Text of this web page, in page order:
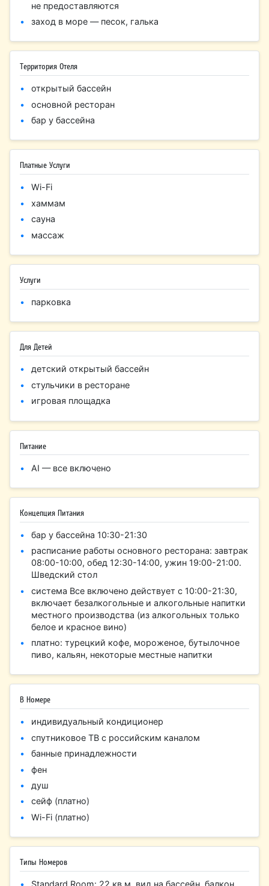
не предоставляются
заход в море — песок, галька
Территория Отеля
открытый бассейн
основной ресторан
бар у бассейна
Платные Услуги
Wi-Fi
хаммам
сауна
массаж
Услуги
парковка
Для Детей
детский открытый бассейн
стульчики в ресторане
игровая площадка
Питание
AI — все включено
Концепция Питания
бар у бассейна 10:30-21:30
расписание работы основного ресторана: завтрак
08:00-10:00, обед 12:30-14:00, ужин 19:00-21:00.
Шведский стол
система Все включено действует с 10:00-21:30,
включает безалкогольные и алкогольные напитки
местного производства (из алкогольных только
белое и красное вино)
платно: турецкий кофе, мороженое, бутылочное
пиво, кальян, некоторые местные напитки
В Номере
индивидуальный кондиционер
спутниковое ТВ с российским каналом
банные принадлежности
фен
душ
сейф (платно)
Wi-Fi (платно)
Типы Номеров